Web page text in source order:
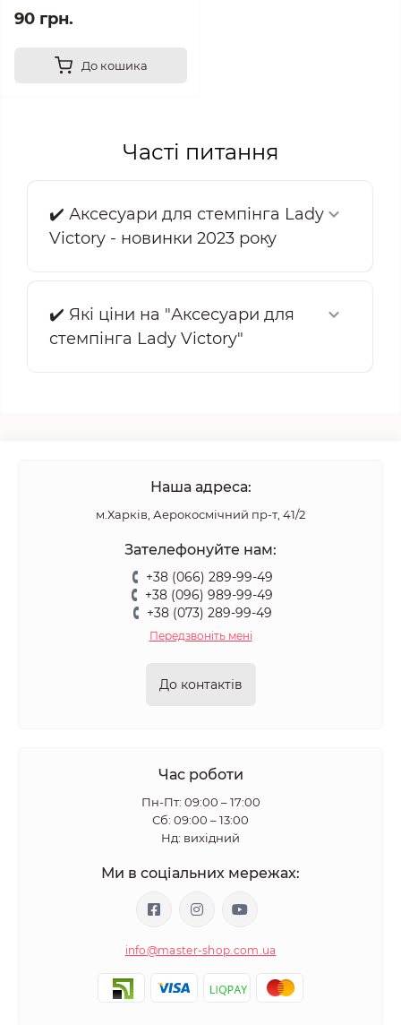
90 грн.
До кошика
Часті питання
✔️ Аксесуари для стемпінга Lady
Victory - новинки 2023 року
✔️ Які ціни на "Аксесуари для
стемпінга Lady Victory"
Наша адреса:
м.Харків, Аерокосмічний пр-т, 41/2
Зателефонуйте нам:
+38 (066) 289-99-49
+38 (096) 989-99-49
+38 (073) 289-99-49
Передзвоніть мені
До контактів
Час роботи
Пн-Пт: 09:00 – 17:00
Сб: 09:00 – 13:00
Нд: вихідний
Ми в соціальних мережах:
info@master-shop.com.ua